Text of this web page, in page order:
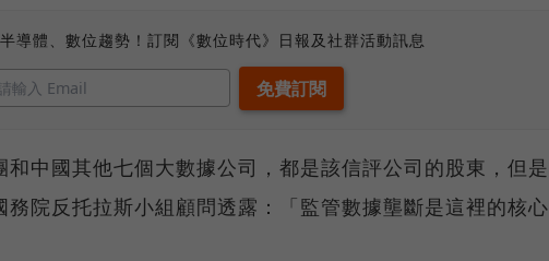
導體、數位趨勢！訂閱《數位時代》日報及社群活動訊息
中國其他七個大數據公司，都是該信評公司的股東，但是
院反托拉斯小組顧問透露：「監管數據壟斷是這裡的核心